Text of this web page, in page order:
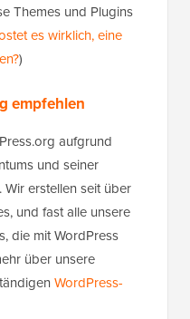
Themes und Plugins
es wirklich, eine
)
empfehlen
aufgrund
und seiner
erstellen seit über
und fast alle unsere
die mit WordPress
über unsere
WordPress-